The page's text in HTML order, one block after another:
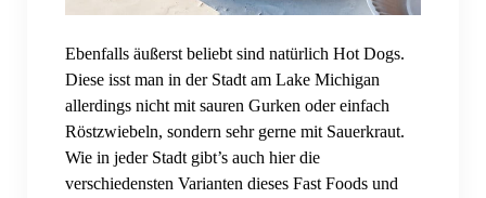
Ebenfalls äußerst beliebt sind natürlich Hot Dogs.
Diese isst man in der Stadt am Lake Michigan
allerdings nicht mit sauren Gurken oder einfach
Röstzwiebeln, sondern sehr gerne mit Sauerkraut.
Wie in jeder Stadt gibt’s auch hier die
verschiedensten Varianten dieses Fast Foods und